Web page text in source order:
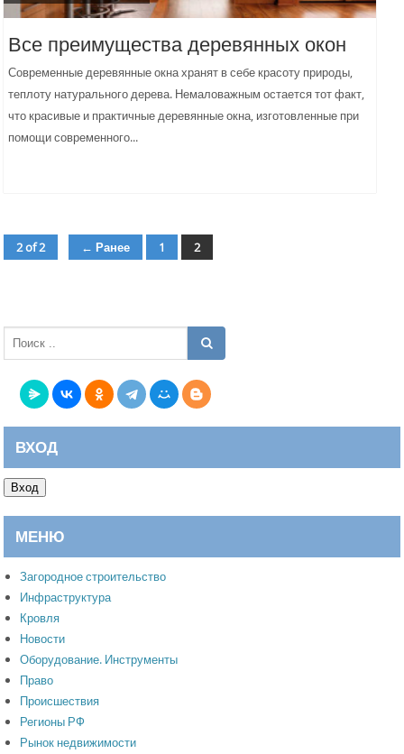
Все преимущества деревянных окон
Современные деревянные окна хранят в себе красоту природы,
теплоту натурального дерева. Немаловажным остается тот факт,
что красивые и практичные деревянные окна, изготовленные при
помощи современного...
2 of 2 ← Ранее страница
1 2
ВХОД
Вход
МЕНЮ
Загородное строительство
Инфраструктура
Кровля
Новости
Оборудование. Инструменты
Право
Происшествия
Регионы РФ
Рынок недвижимости